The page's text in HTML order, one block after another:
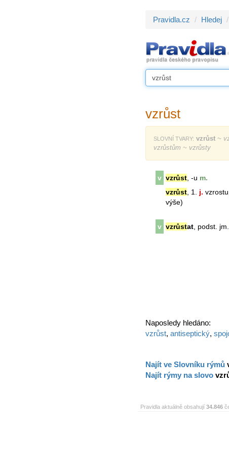
Pravidla.cz Hledej
vzrůst
SLOVNÍ TVARY: vzrůst ~
vzrůstům ~ vzrůsty
v vzrůst , -u m.
vzrůst , 1. j.
výše)
v vzrůstat , podst. jm.
Naposledy hledáno:
vzrůst, antiseptický,
Najít ve Slovníku rýmů
Najít rýmy na slovo
Pravidla aktuálně obsahují 34.846